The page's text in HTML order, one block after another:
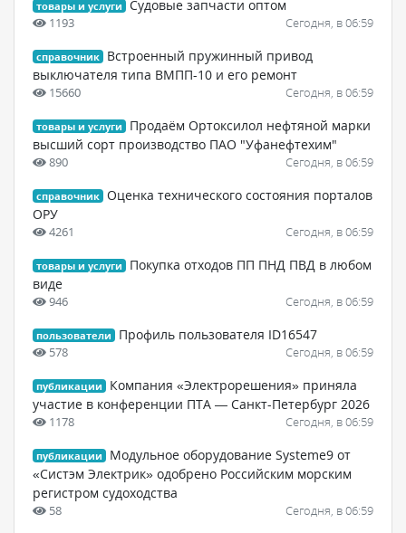
товары и услуги Судовые запчасти оптом
1193 Сегодня, в 06:59
справочник
Встроенный пружинный привод
выключателя типа ВМПП-10 и его ремонт
15660 Сегодня, в 06:59
товары и услуги
Продаём Ортоксилол нефтяной марки
высший сорт производство ПАО "Уфанефтехим"
890 Сегодня, в 06:59
справочник Оценка технического состояния порталов
ОРУ
4261 Сегодня, в 06:59
товары и услуги
Покупка отходов ПП ПНД ПВД в любом
виде
946 Сегодня, в 06:59
пользователи Профиль пользователя ID16547
578 Сегодня, в 06:59
публикации
Компания «Электрорешения» приняла
участие в конференции ПТА — Санкт-Петербург 2026
1178 Сегодня, в 06:59
публикации
Модульное оборудование Systeme9 от
«Систэм Электрик» одобрено Российским морским
регистром судоходства
58 Сегодня, в 06:59